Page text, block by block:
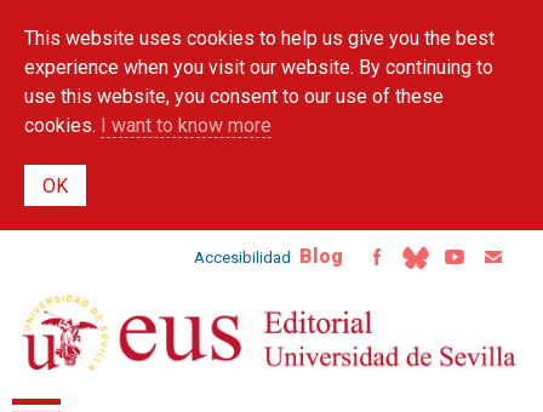
main
content
This website uses cookies to help us give you the best
experience when you visit our website. By continuing to
use this website, you consent to our use of these
cookies. I want to know more
Accesibilidad Blog